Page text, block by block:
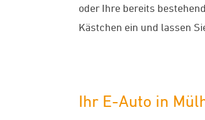
oder Ihre bereits
Kästchen ein und lassen
Ihr E-Auto in